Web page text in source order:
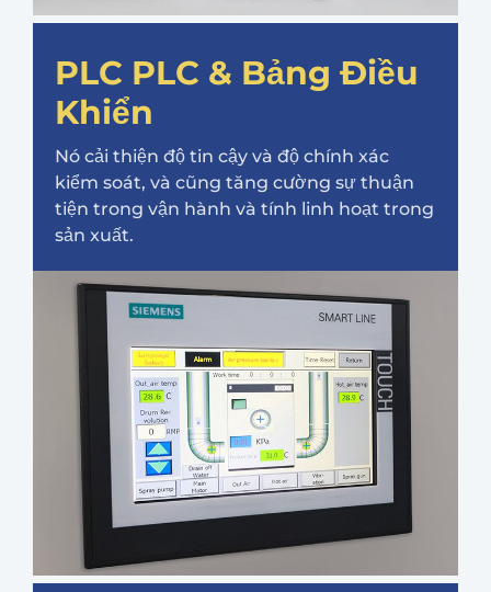
PLC PLC & Bảng Điều
Khiển
Nó cải thiện độ tin cậy và độ chính xác
kiểm soát, và cũng tăng cường sự thuận
tiện trong vận hành và tính linh hoạt trong
sản xuất.